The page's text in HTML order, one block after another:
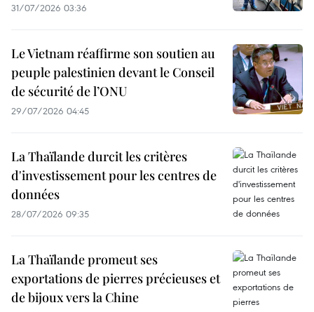
31/07/2026 03:36
Le Vietnam réaffirme son soutien au
peuple palestinien devant le Conseil
de sécurité de l’ONU
29/07/2026 04:45
La Thaïlande durcit les critères
d'investissement pour les centres de
données
28/07/2026 09:35
La Thaïlande promeut ses
exportations de pierres précieuses et
de bijoux vers la Chine